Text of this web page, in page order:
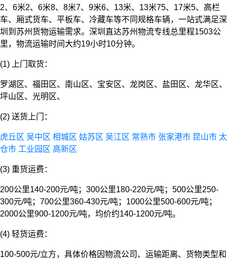
2、6米2、6米8、8米7、9米6、13米、13米75、17米5、高栏
车、厢式货车、平板车、冷藏车等不同规格车辆，一站式满足深
圳到苏州货物运输需求。深圳直达苏州物流专线总里程1503公
里，物流运输时间大约19小时10分钟。
(1) 上门取货：
罗湖区、福田区、南山区、宝安区、龙岗区、盐田区、龙华区、
坪山区、光明区、
(2) 送货上门：
虎丘区 吴中区 相城区 姑苏区 吴江区 常熟市 张家港市 昆山市 太
仓市 工业园区 高新区
(3) 重货运费：
200公里140-200元/吨；300公里180-220元/吨；500公里250-
300元/吨；700公里360-430元/吨；1000公里500-600元/吨；
2000公里900-1200元/吨，均价约140-1200元/吨。
(4) 轻货运费：
100-500元/立方，具体价格因物流公司、运输距离、货物类型和